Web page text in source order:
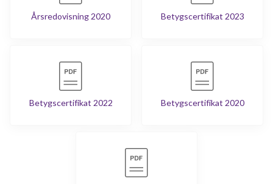
Årsredovisning 2020 Betygscertifikat 2023
Betygscertifikat 2022 Betygscertifikat 2020